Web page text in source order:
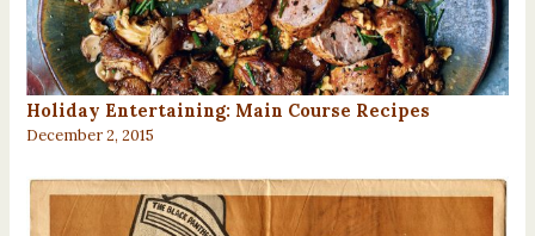
Holiday Entertaining: Main Course Recipes
December 2, 2015